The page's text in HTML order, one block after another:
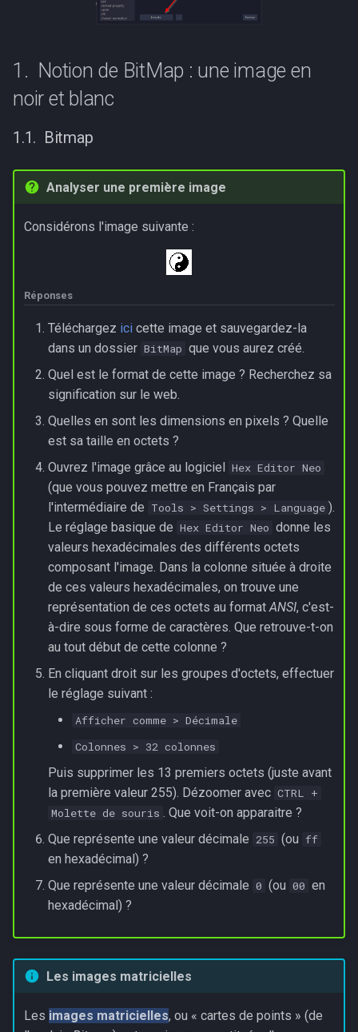
e
a
niveau de gris
Compression des images
images
Manipulation des images
Création d'images
Filtres colorés
Agrandissements et
réductions d'un facteur 2
Version naïve
Version "pour les cracks"
Ordonnancement
Programmation dynamique
communications
Sujets de baccalauréat
Notion de BitMap : une image en
noir et blanc
Bitmap
Analyser une première image
Considérons l'image suivante :
Réponses
Téléchargez icicette image et sauvegardez-la
dans un dossier BitMap que vous aurez créé.
Quel est le format de cette image ? Recherchez sa
signification sur le web.
Quelles en sont les dimensions en pixels ? Quelle
est sa taille en octets ?
Ouvrez l'image grâce au logiciel Hex Editor Neo
(que vous pouvez mettre en Français par
l'intermédiaire de Tools > Settings > Language ).
Le réglage basique de Hex Editor Neo donne les
valeurs hexadécimales des différents octets
composant l'image. Dans la colonne située à droite
de ces valeurs hexadécimales, on trouve une
représentation de ces octets au format ANSI, c'est-
à-dire sous forme de caractères. Que retrouve-t-on
au tout début de cette colonne ?
En cliquant droit sur les groupes d'octets, effectuer
le réglage suivant :
Afficher comme > Décimale
Colonnes > 32 colonnes
Puis supprimer les 13 premiers octets (juste avant
la première valeur 255). Dézoomer avec CTRL +
Molette de souris
. Que voit-on apparaitre ?
Que représente une valeur décimale 255 (ou ff
en hexadécimal) ?
Que représente une valeur décimale 0 (ou 00 en
hexadécimal) ?
Les images matricielles
Les images matricielles, ou « cartes de points » (de